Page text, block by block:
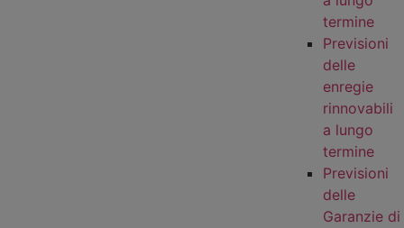
termine
Previsioni
delle
enregie
rinnovabili
a lungo
termine
Previsioni
delle
Garanzie di